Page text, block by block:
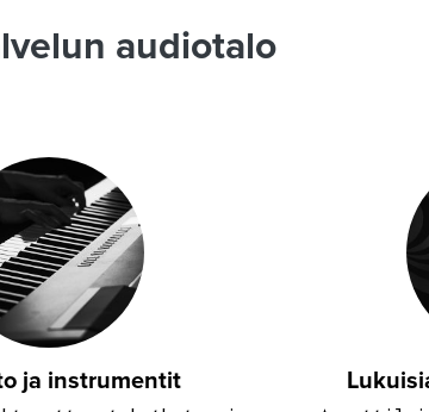
audiotalo
ja instrumentit